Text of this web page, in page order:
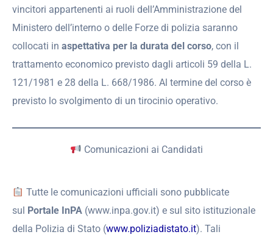
vincitori appartenenti ai ruoli dell’Amministrazione del
Ministero dell’interno o delle Forze di polizia saranno
collocati in aspettativa per la durata del corso, con il
trattamento economico previsto dagli articoli 59 della L.
121/1981 e 28 della L. 668/1986. Al termine del corso è
previsto lo svolgimento di un tirocinio operativo.
Comunicazioni ai Candidati
Tutte le comunicazioni ufficiali sono pubblicate
sul
Portale InPA (www.inpa.gov.it) e sul sito istituzionale
della Polizia di Stato (www.poliziadistato.it). Tali